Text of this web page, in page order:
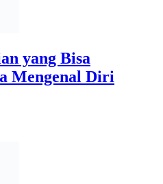
yang Bisa
Mengenal Diri